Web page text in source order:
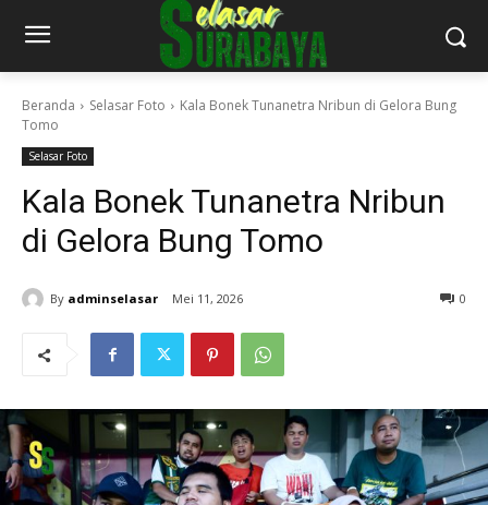
Beranda Selasar Foto
Kala Bonek Tunanetra Nribun di Gelora Bung
Tomo
Selasar Foto
Kala Bonek Tunanetra Nribun
di Gelora Bung Tomo
By adminselasar Mei 11, 2026 0